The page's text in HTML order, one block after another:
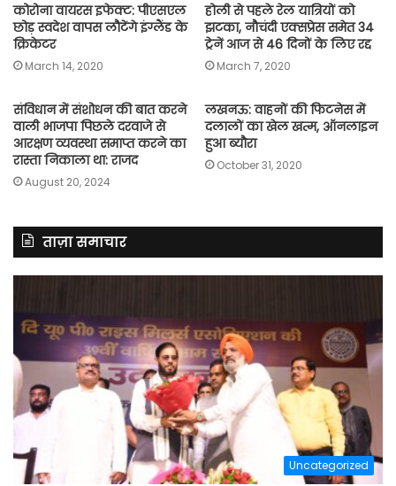
कोरोना वायरस इफेक्ट: पीएसएल
छोड़ स्वदेश वापस लौटेंगे इंग्लैंड के
क्रिकेटर
March 14, 2020
होली से पहले रेल यात्रियों को
झटका, नौचंदी एक्सप्रेस समेत 34
ट्रेनें आज से 46 दिनों के लिए रद्द
March 7, 2020
संविधान में संशोधन की बात करने
वाली भाजपा पिछले दरवाजे से
आरक्षण व्यवस्था समाप्त करने का
रास्ता निकाला था: राजद
August 20, 2024
लखनऊ: वाहनों की फिटनेस में
दलालों का खेल खत्म, ऑनलाइन
हुआ ब्यौरा
October 31, 2020
ताज़ा समाचार
Uncategorized